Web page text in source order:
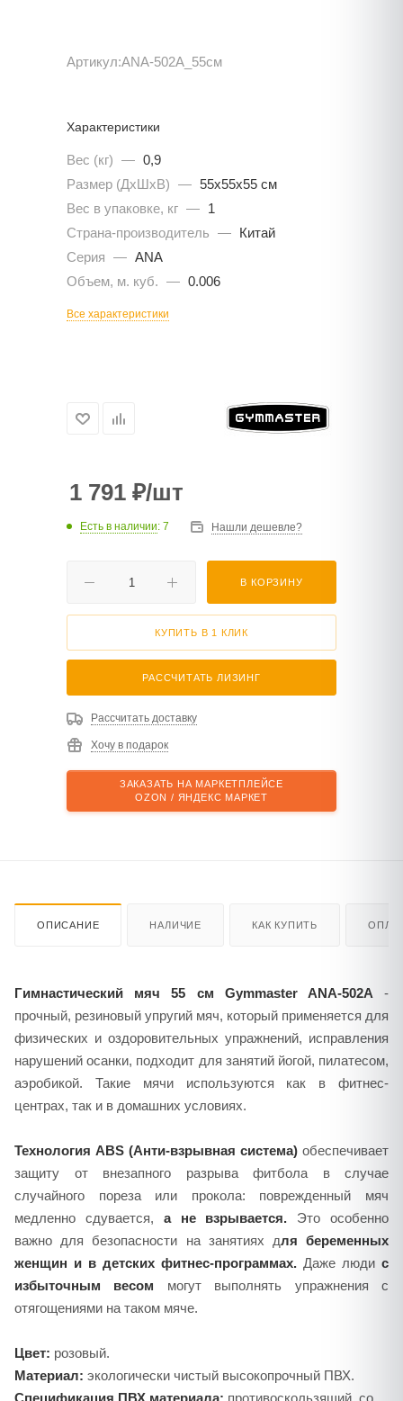
Артикул:ANA-502A_55см
Характеристики
Вес (кг) — 0,9
Размер (ДхШхВ) — 55х55х55 см
Вес в упаковке, кг — 1
Страна-производитель — Китай
Серия — ANA
Объем, м. куб. — 0.006
Все характеристики
1 791 ₽/шт
Есть в наличии: 7 Нашли дешевле?
В КОРЗИНУ
КУПИТЬ В 1 КЛИК
РАССЧИТАТЬ ЛИЗИНГ
Рассчитать доставку
Хочу в подарок
ЗАКАЗАТЬ НА МАРКЕТПЛЕЙСЕ
OZON / ЯНДЕКС МАРКЕТ
ОПИСАНИЕ НАЛИЧИЕ КАК КУПИТЬ
Гимнастический мяч 55 см Gymmaster ANA-502A -
прочный, резиновый упругий мяч, который применяется для
физических и оздоровительных упражнений, исправления
нарушений осанки, подходит для занятий йогой, пилатесом,
аэробикой. Такие мячи используются как в фитнес-
центрах, так и в домашних условиях.
Технология ABS (Анти-взрывная система) обеспечивает
защиту от внезапного разрыва фитбола в случае
случайного пореза или прокола: поврежденный мяч
медленно сдувается, а не взрывается. Это особенно
важно для безопасности на занятиях для беременных
женщин и в детских фитнес-программах. Даже люди с
избыточным весом могут выполнять упражнения с
отягощениями на таком мяче.
Цвет: розовый.
Материал: экологически чистый высокопрочный ПВХ.
Спецификация ПВХ материала: противоскользящий, со